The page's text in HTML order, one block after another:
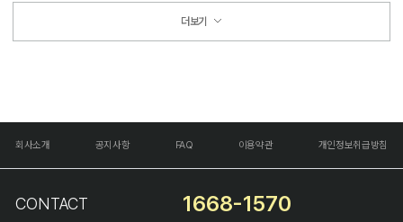
더보기
회사소개 공지사항 FAQ 이용약관 개인정보취급방침
CONTACT 1668-1570